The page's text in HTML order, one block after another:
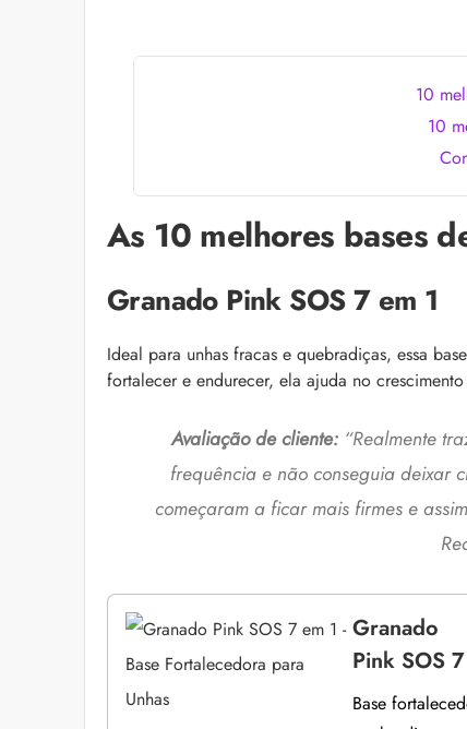
10
10
As 10 melhores bases
Granado Pink SOS 7 em 1
Ideal para unhas fracas e quebradiças, essa
fortalecer e endurecer, ela ajuda no
Avaliação de cliente: “Realmente
frequência e não conseguia deixar
começaram a ficar mais firmes e
Granado
Pink SOS
Base